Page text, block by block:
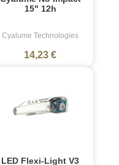
15" 12h
Cyalume Technologies
14,23 €
LED Flexi-Light V3